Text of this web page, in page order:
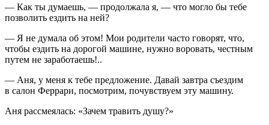
— Как ты думаешь, — продолжала я, — что могло бы тебе
позволить ездить на ней?
— Я не думала об этом! Мои родители часто говорят, что,
чтобы ездить на дорогой машине, нужно воровать, честным
путем не заработаешь!..
— Аня, у меня к тебе предложение. Давай завтра съездим
в салон Феррари, посмотрим, почувствуем эту машину.
Аня рассмеялась: «Зачем травить душу?»